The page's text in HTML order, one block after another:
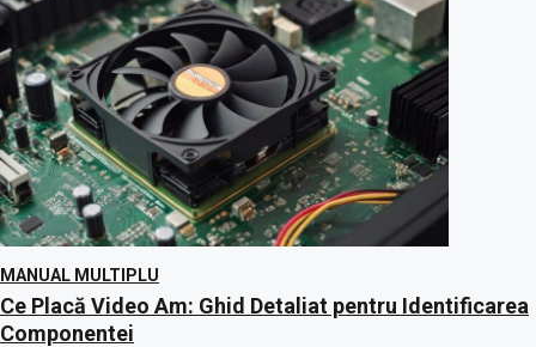
MANUAL MULTIPLU
Ce Placă Video Am: Ghid Detaliat pentru Identificarea
Componentei